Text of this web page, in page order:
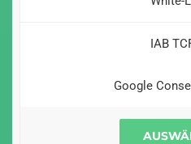
IAB
Google